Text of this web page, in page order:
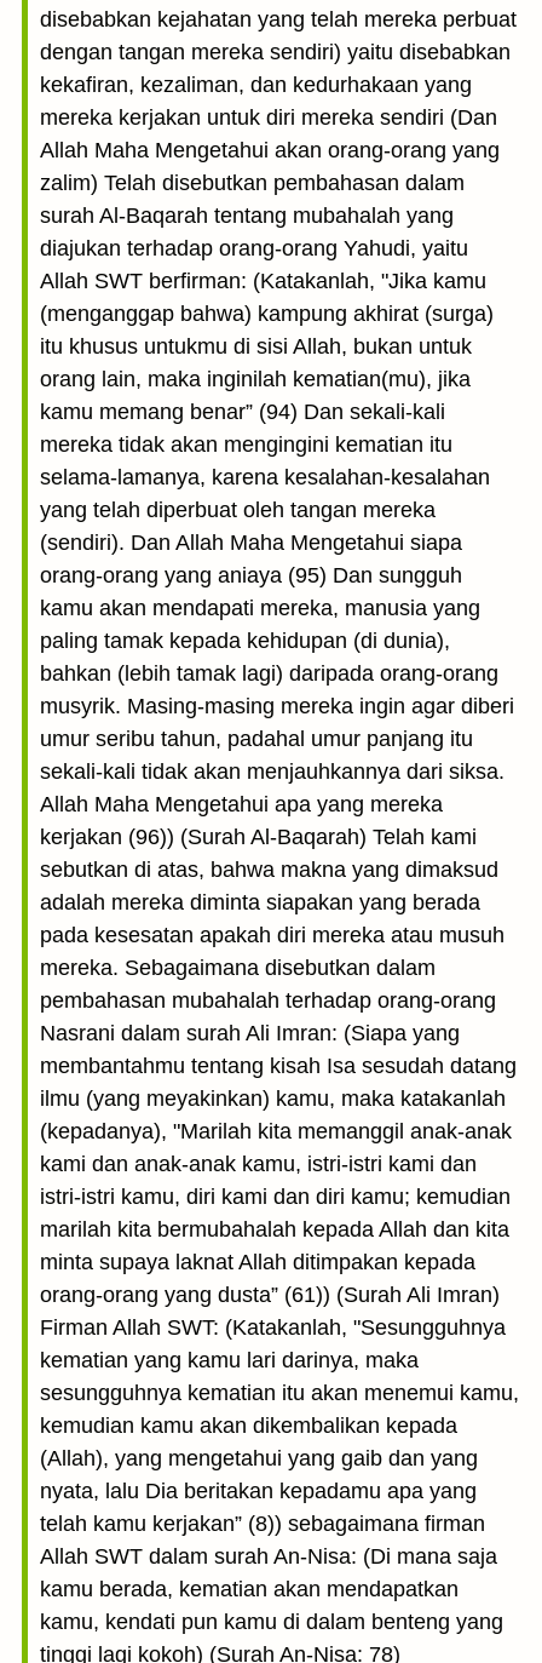
disebabkan kejahatan yang telah mereka perbuat
dengan tangan mereka sendiri) yaitu disebabkan
kekafiran, kezaliman, dan kedurhakaan yang
mereka kerjakan untuk diri mereka sendiri (Dan
Allah Maha Mengetahui akan orang-orang yang
zalim) Telah disebutkan pembahasan dalam
surah Al-Baqarah tentang mubahalah yang
diajukan terhadap orang-orang Yahudi, yaitu
Allah SWT berfirman: (Katakanlah, "Jika kamu
(menganggap bahwa) kampung akhirat (surga)
itu khusus untukmu di sisi Allah, bukan untuk
orang lain, maka inginilah kematian(mu), jika
kamu memang benar” (94) Dan sekali-kali
mereka tidak akan mengingini kematian itu
selama-lamanya, karena kesalahan-kesalahan
yang telah diperbuat oleh tangan mereka
(sendiri). Dan Allah Maha Mengetahui siapa
orang-orang yang aniaya (95) Dan sungguh
kamu akan mendapati mereka, manusia yang
paling tamak kepada kehidupan (di dunia),
bahkan (lebih tamak lagi) daripada orang-orang
musyrik. Masing-masing mereka ingin agar diberi
umur seribu tahun, padahal umur panjang itu
sekali-kali tidak akan menjauhkannya dari siksa.
Allah Maha Mengetahui apa yang mereka
kerjakan (96)) (Surah Al-Baqarah) Telah kami
sebutkan di atas, bahwa makna yang dimaksud
adalah mereka diminta siapakan yang berada
pada kesesatan apakah diri mereka atau musuh
mereka. Sebagai­mana disebutkan dalam
pembahasan mubahalah terhadap orang-orang
Nasrani dalam surah Ali Imran: (Siapa yang
membantahmu tentang kisah Isa sesudah datang
ilmu (yang meyakinkan) kamu, maka katakanlah
(kepadanya), "Marilah kita memanggil anak-anak
kami dan anak-anak kamu, istri-istri kami dan
istri-istri kamu, diri kami dan diri kamu; kemudian
marilah kita bermubahalah kepada Allah dan kita
minta supaya laknat Allah ditimpakan kepada
orang-orang yang dusta” (61)) (Surah Ali Imran)
Firman Allah SWT: (Katakanlah, "Sesungguhnya
kematian yang kamu lari darinya, maka
sesungguhnya kematian itu akan menemui kamu,
kemudian kamu akan dikembalikan kepada
(Allah), yang mengetahui yang gaib dan yang
nyata, lalu Dia beritakan kepadamu apa yang
telah kamu kerjakan” (8)) sebagaimana firman
Allah SWT dalam surah An-Nisa: (Di mana saja
kamu berada, kematian akan mendapatkan
kamu, kendati pun kamu di dalam benteng yang
tinggi lagi kokoh) (Surah An-Nisa: 78)